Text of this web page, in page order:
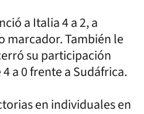
a Italia 4 a 2, a
marcador. También le
su participación
a 0 frente a Sudáfrica.
en individuales en